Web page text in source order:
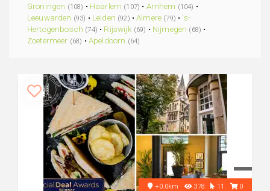
Groningen (108) • Haarlem (107) • Arnhem (104) •
Leeuwarden (93) • Leiden (92) •Almere (79) • 's-
Hertogenbosch (74) • Rijswijk (69) • Nijmegen (68) •
Zoetermeer (68) • Apeldoorn (64)
+0.0km 378 11 0